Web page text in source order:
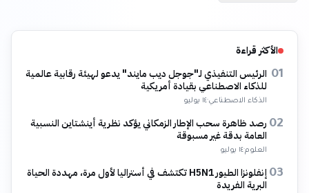
الأكثر قراءة
01 الرئيس التنفيذي لـ"جوجل ديب مايند" يدعو لهيئة رقابية عالمية
للذكاء الاصطناعي بقيادة أمريكية
الذكاء الاصطناعي·١٤ يوليو
02 رصد ظاهرة سحب الإطار الزمكاني يؤكد نظرية أينشتاين النسبية
العامة بدقة غير مسبوقة
العلوم·١٤ يوليو
03
إنفلونزا الطيور H5N1 تكتشف في أستراليا لأول مرة، مهددة الحياة
البرية الفريدة